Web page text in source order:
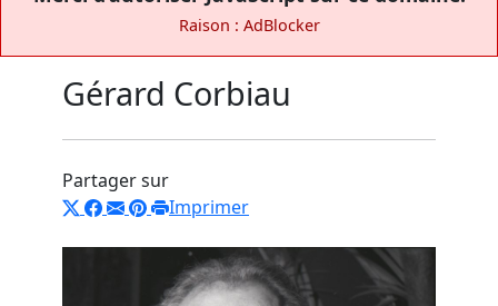
Raison : AdBlocker
Gérard Corbiau
Partager sur
Imprimer